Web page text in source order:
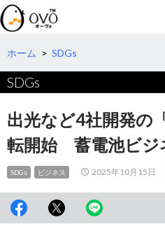
検
索
コ
テ
ツ
へ
移
動
ホーム > SDGs
SDGs
出光など4社開発の
転開始 蓄電池ビジ
SDGs ビジネス 2025年10月15日